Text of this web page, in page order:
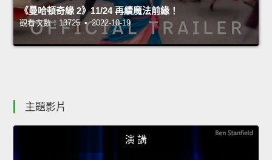
《曼哈頓奇緣 2》11/24 再續魔法前緣！
觀看次數：13725 • 2022-10-19
主題影片
演 講